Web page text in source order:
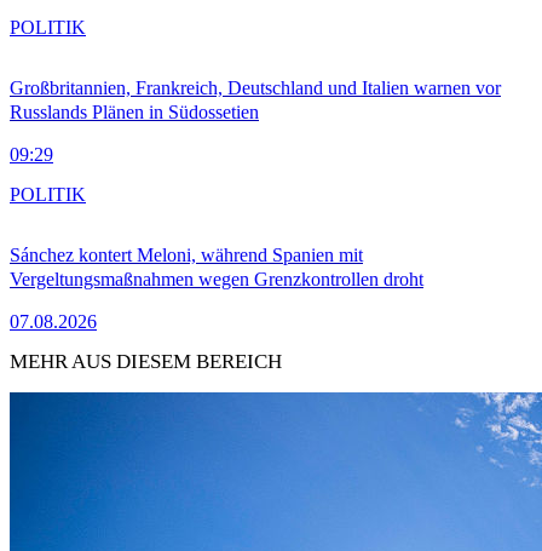
Großbritannien, Frankreich, Deutschland und Italien warnen vor
Russlands Plänen in Südossetien
09:29
POLITIK
Sánchez kontert Meloni, während Spanien mit
Vergeltungsmaßnahmen wegen Grenzkontrollen droht
07.08.2026
POLITIK
MEHR AUS DIESEM BEREICH